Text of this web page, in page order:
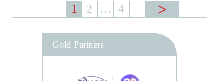
1 2 … 4
Gold Partners